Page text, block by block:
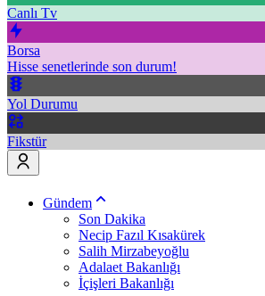
Canlı Tv
Borsa
Hisse senetlerinde son durum!
Yol Durumu
Fikstür
Gündem
Son Dakika
Necip Fazıl Kısakürek
Salih Mirzabeyoğlu
Adalaet Bakanlığı
İçişleri Bakanlığı